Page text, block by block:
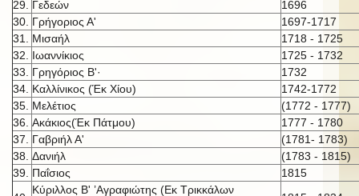
29. Γεδεών
1696
30. Γρήγοριος Α'
1697-1717
31.
Μισαήλ
1718 - 1725
32.
Ιωαννίκιος
1725 - 1732
33.
Γρηγόριος Β'·
1732
34. Καλλίνικος (Έκ Χίου)
1742-1772
35. Μελέτιος
(1772 - 1777)
36. Ακάκιος(Έκ Πάτμου)
1777 - 1780
37.
Γαβριήλ Α'
(1781- 1783)
38. Δανιήλ
(1783 - 1815)
39. Παΐσιος
1815
Κύριλλος Β' ’Αγραφιώτης (Εκ Τρικκάλων